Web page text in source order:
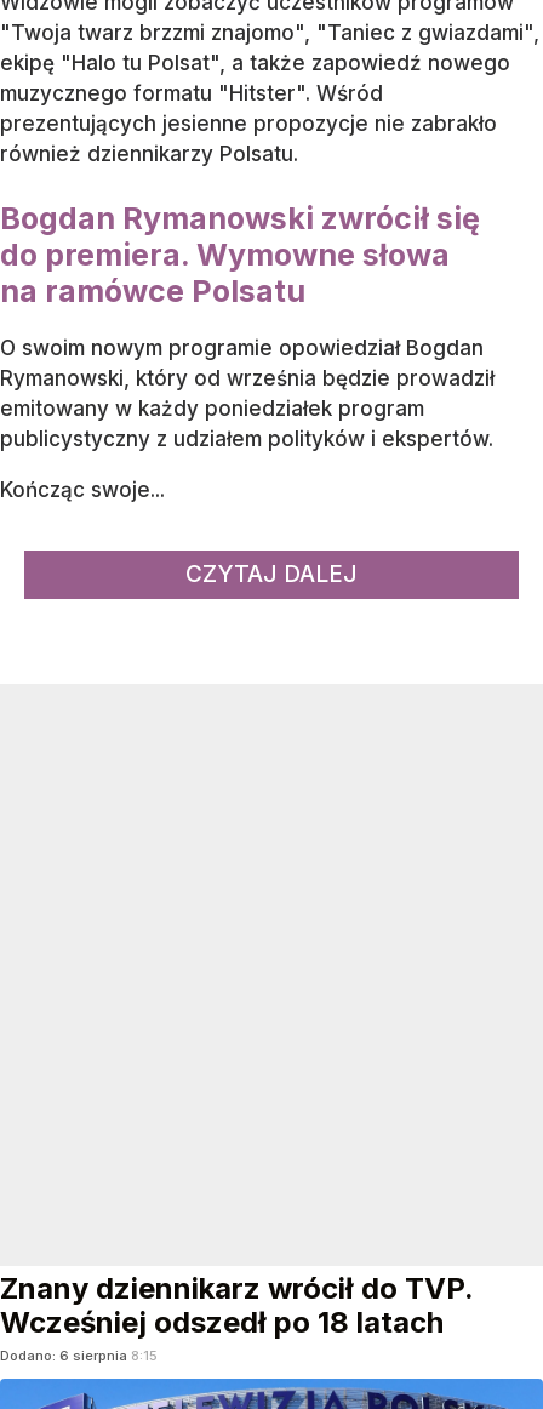
"Twoja twarz brzzmi znajomo", "Taniec z gwiazdami",
ekipę "Halo tu Polsat", a także zapowiedź nowego
muzycznego formatu "Hitster". Wśród
prezentujących jesienne propozycje nie zabrakło
również dziennikarzy Polsatu.
Bogdan Rymanowski zwrócił się
do premiera. Wymowne słowa
na ramówce Polsatu
O swoim nowym programie opowiedział Bogdan
Rymanowski, który od września będzie prowadził
emitowany w każdy poniedziałek program
publicystyczny z udziałem polityków i ekspertów.
Kończąc swoje...
CZYTAJ DALEJ
Znany dziennikarz wrócił do TVP.
Wcześniej odszedł po 18 latach
Dodano: 6 sierpnia 8:15